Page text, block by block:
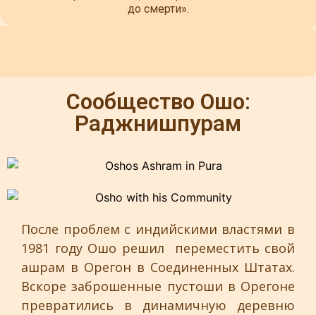
до смерти».
Сообщество Ошо:
Раджнишпурам
После проблем с индийскими властями в
1981 году Ошо решил переместить свой
ашрам в Орегон в Соединенных Штатах.
Вскоре заброшенные пустоши в Орегоне
превратились в динамичную деревню